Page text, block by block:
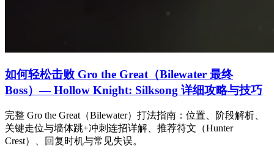
如何轻松击败 Gro the Great（Bilewater 最终
Boss）— Hollow Knight: Silksong 详细攻略与技巧
完整 Gro the Great（Bilewater）打法指南：位置、阶段解析、
关键走位与墙体跳+冲刺连招详解、推荐符文（Hunter
Crest）、回复时机与常见失误。